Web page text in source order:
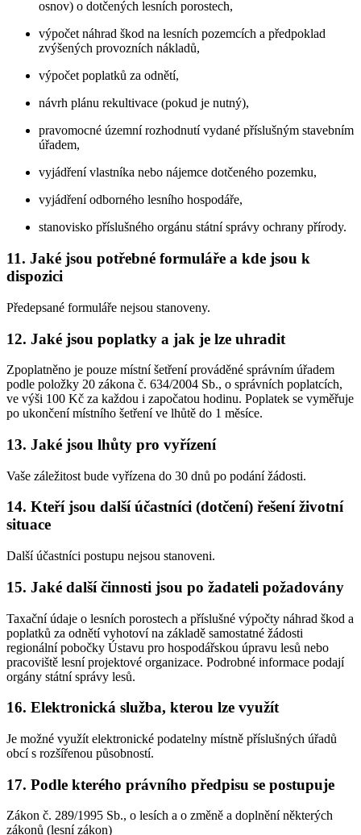
osnov) o dotčených lesních porostech,
výpočet náhrad škod na lesních pozemcích a předpoklad
zvýšených provozních nákladů,
výpočet poplatků za odnětí,
návrh plánu rekultivace (pokud je nutný),
pravomocné územní rozhodnutí vydané příslušným stavebním
úřadem,
vyjádření vlastníka nebo nájemce dotčeného pozemku,
vyjádření odborného lesního hospodáře,
stanovisko příslušného orgánu státní správy ochrany přírody.
11. Jaké jsou potřebné formuláře a kde jsou k
dispozici
Předepsané formuláře nejsou stanoveny.
12. Jaké jsou poplatky a jak je lze uhradit
Zpoplatněno je pouze místní šetření prováděné správním úřadem
podle položky 20 zákona č. 634/2004 Sb., o správních poplatcích,
ve výši 100 Kč za každou i započatou hodinu. Poplatek se vyměřuje
po ukončení místního šetření ve lhůtě do 1 měsíce.
13. Jaké jsou lhůty pro vyřízení
Vaše záležitost bude vyřízena do 30 dnů po podání žádosti.
14. Kteří jsou další účastníci (dotčení) řešení životní
situace
Další účastníci postupu nejsou stanoveni.
15. Jaké další činnosti jsou po žadateli požadovány
Taxační údaje o lesních porostech a příslušné výpočty náhrad škod a
poplatků za odnětí vyhotoví na základě samostatné žádosti
regionální pobočky Ústavu pro hospodářskou úpravu lesů nebo
pracoviště lesní projektové organizace. Podrobné informace podají
orgány státní správy lesů.
16. Elektronická služba, kterou lze využít
Je možné využít elektronické podatelny místně příslušných úřadů
obcí s rozšířenou působností.
17. Podle kterého právního předpisu se postupuje
Zákon č. 289/1995 Sb., o lesích a o změně a doplnění některých
zákonů (lesní zákon)